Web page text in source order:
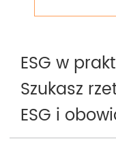
ESG w
Szukasz
ESG i
ESG w